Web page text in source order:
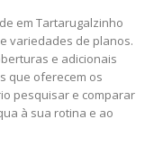
em Tartarugalzinho
variedades de planos.
e adicionais
que oferecem os
pesquisar e comparar
à sua rotina e ao